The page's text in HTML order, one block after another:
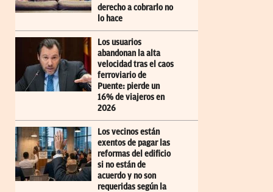
derecho a cobrarlo no
lo hace
Los usuarios
abandonan la alta
velocidad tras el caos
ferroviario de
Puente: pierde un
16% de viajeros en
2026
Los vecinos están
exentos de pagar las
reformas del edificio
si no están de
acuerdo y no son
requeridas según la